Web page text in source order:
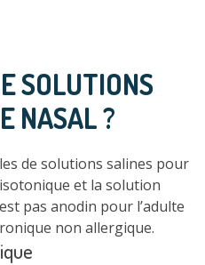
SOLUTIONS
NASAL ?
de solutions salines pour
et la solution
pas anodin pour l’adulte
non allergique.